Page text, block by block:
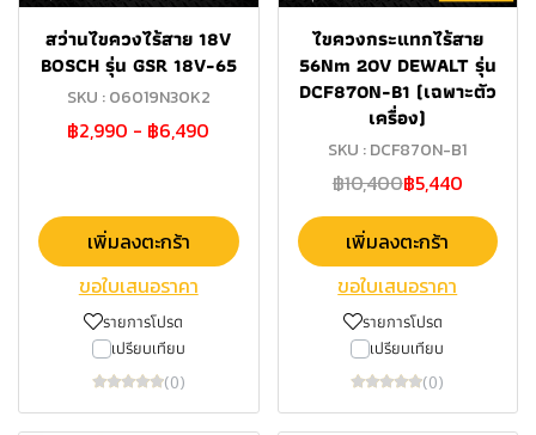
สว่านไขควงไร้สาย 18V
BOSCH รุ่น GSR 18V-65
SKU : 06019N30K2
฿2,990 - ฿6,490
เพิ่มลงตะกร้า
ขอใบเสนอราคา
รายการโปรด
เปรียบเทียบ
(0)
ไขควงกระแทกไร้สาย
56Nm 20V DEWALT รุ่น
DCF870N-B1 (เฉพาะตัว
เครื่อง)
SKU : DCF870N-B1
฿10,400฿5,440
เพิ่มลงตะกร้า
ขอใบเสนอราคา
รายการโปรด
เปรียบเทียบ
(0)